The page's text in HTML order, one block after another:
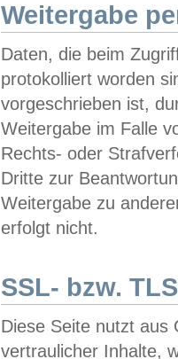
Weitergabe
Daten, die beim
protokolliert worden
vorgeschrieben ist,
Weitergabe im Falle
Rechts- oder
Dritte zur
Weitergabe zu
erfolgt nicht.
SSL- bzw.
Diese Seite nutzt aus
vertraulicher Inhalte,